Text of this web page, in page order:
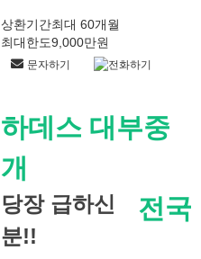
상환기간최대 60개월
최대한도9,000만원
문자하기 전화하기
하데스 대부중
개
전국
당장 급하신
분!!